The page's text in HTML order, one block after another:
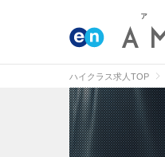
ハイクラス求人TOP